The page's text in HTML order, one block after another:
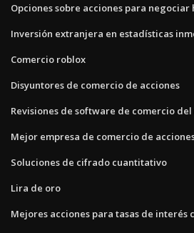
Opciones sobre acciones para negociar
Inversión extranjera en estadísticas
Comercio roblox
Disyuntores de comercio de acciones
Revisiones de software de comercio
Mejor empresa de comercio de
Soluciones de cifrado cuantitativo
Lira de oro
Mejores acciones para tasas de interés